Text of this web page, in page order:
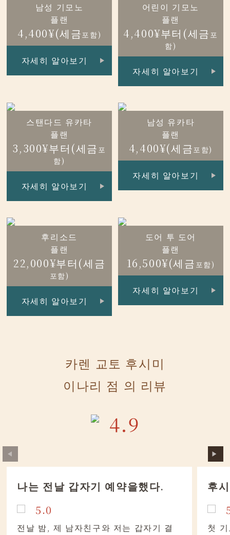
남성 기모노
플랜
4,400¥(세금 포함)
자세히 알아보기
어린이 기모노
플랜
4,400¥부터(세금 포
함)
자세히 알아보기
스탠다드 유카타
플랜
3,300¥부터(세금 포
함)
자세히 알아보기
남성 유카타
플랜
4,400¥(세금 포함)
자세히 알아보기
후리소드
플랜
22,000¥부터(세금
포함)
자세히 알아보기
도어 투 도어
플랜
16,500¥(세금 포함)
자세히 알아보기
카렌 교토 후시미
이나리 점 의 리뷰
4.9
나는 전날 갑자기 예약을했다.
5.0
전날 밤, 제 남자친구와 저는 갑자기 결
후
첫